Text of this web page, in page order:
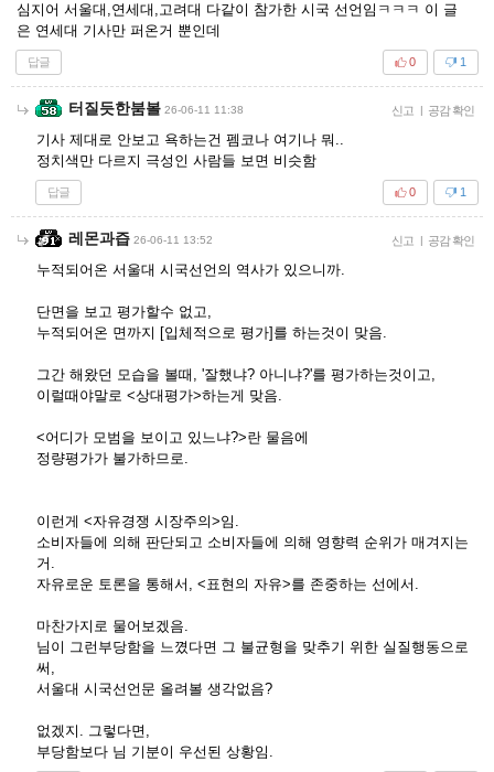
심지어 서울대,연세대,고려대 다같이 참가한 시국 선언임ㅋㅋㅋ 이 글
은 연세대 기사만 퍼온거 뿐인데
답글 1
0
터질듯한붐볼 26-06-11 11:38 신고 | 공감 확인
기사 제대로 안보고 욕하는건 펨코나 여기나 뭐..
정치색만 다르지 극성인 사람들 보면 비슷함
답글 1
0
레몬과즙 26-06-11 13:52 신고 | 공감 확인
누적되어온 서울대 시국선언의 역사가 있으니까.
단면을 보고 평가할수 없고,
누적되어온 면까지 [입체적으로 평가]를 하는것이 맞음.
그간 해왔던 모습을 볼때, '잘했냐? 아니냐?'를 평가하는것이고,
이럴때야말로 <상대평가>하는게 맞음.
<어디가 모범을 보이고 있느냐?>란 물음에
정량평가가 불가하므로.
이런게 <자유경쟁 시장주의>임.
소비자들에 의해 판단되고 소비자들에 의해 영향력 순위가 매겨지는
거.
자유로운 토론을 통해서, <표현의 자유>를 존중하는 선에서.
마찬가지로 물어보겠음.
님이 그런부당함을 느꼈다면 그 불균형을 맞추기 위한 실질행동으로
써,
서울대 시국선언문 올려볼 생각없음?
없겠지. 그렇다면,
부당함보다 님 기분이 우선된 상황임.